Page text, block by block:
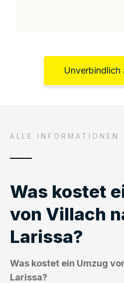
Unverbindlich
ALLE INFORMATIONEN
Was kostet
von Villach
Larissa?
Was kostet ein Umzug
Larissa?